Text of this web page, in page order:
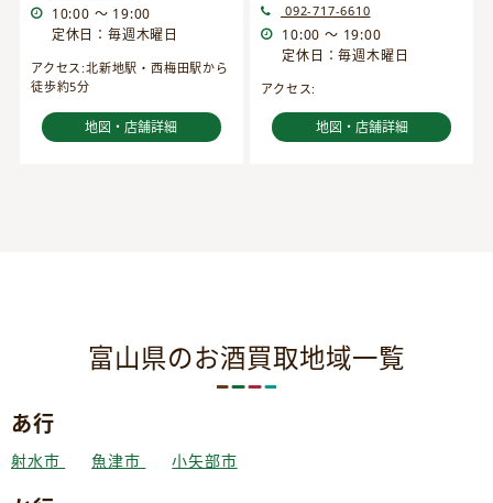
10:00 ～ 19:00
定休日：毎週木曜日
アクセス:北新地駅・西梅田駅から
徒歩約5分
地図・店舗詳細
092-717-6610
10:00 ～ 19:00
定休日：毎週木曜日
アクセス:
地図・店舗詳細
富山県のお酒買取地域一覧
あ行
射水市 魚津市 小矢部市